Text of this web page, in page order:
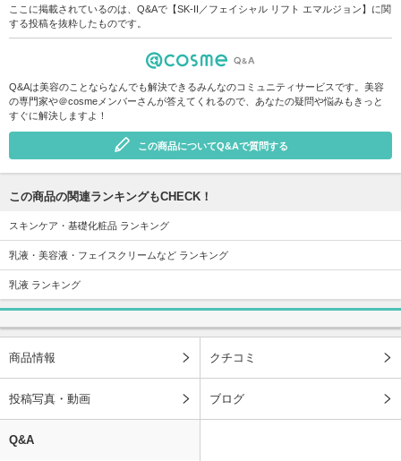
ここに掲載されているのは、Q&Aで【SK-II／フェイシャル リフト エマルジョン】に関
する投稿を抜粋したものです。
Q&Aは美容のことならなんでも解決できるみんなのコミュニティサービスです。美容
の専門家や＠cosmeメンバーさんが答えてくれるので、あなたの疑問や悩みもきっと
すぐに解決しますよ！
この商品についてQ&Aで質問する
この商品の関連ランキングもCHECK！
スキンケア・基礎化粧品 ランキング
乳液・美容液・フェイスクリームなど ランキング
乳液 ランキング
商品情報 クチコミ
投稿写真・動画 ブログ
Q&A